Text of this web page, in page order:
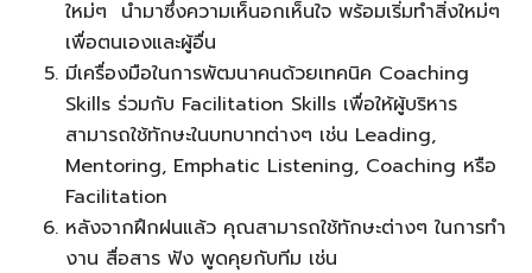
ใหม่ๆ นํามาซึ่งความเห็นอกเห็นใจ พร้อมเริ่มทําสิ่งใหม่ๆ
เพื่อตนเองและผู้อื่น
มีเครื่องมือในการพัฒนาคนด้วยเทคนิค Coaching
Skills ร่วมกับ Facilitation Skills เพื่อให้ผู้บริหาร
สามารถใช้ทักษะในบทบาทต่างๆ เช่น Leading,
Mentoring, Emphatic Listening, Coaching หรือ
Facilitation
หลังจากฝึกฝนแล้ว คุณสามารถใช้ทักษะต่างๆ ในการทํา
งาน สื่อสาร ฟัง พูดคุยกับทีม เช่น